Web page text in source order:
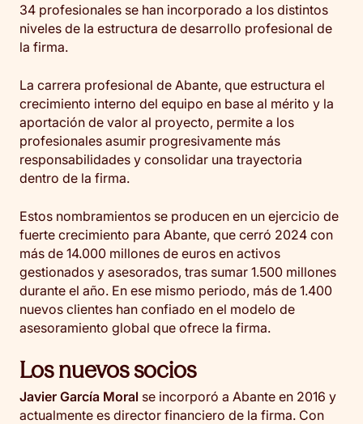
34 profesionales se han incorporado a los distintos
niveles de la estructura de desarrollo profesional de
la firma.
La carrera profesional de Abante, que estructura el
crecimiento interno del equipo en base al mérito y la
aportación de valor al proyecto, permite a los
profesionales asumir progresivamente más
responsabilidades y consolidar una trayectoria
dentro de la firma.
Estos nombramientos se producen en un ejercicio de
fuerte crecimiento para Abante, que cerró 2024 con
más de 14.000 millones de euros en activos
gestionados y asesorados, tras sumar 1.500 millones
durante el año. En ese mismo periodo, más de 1.400
nuevos clientes han confiado en el modelo de
asesoramiento global que ofrece la firma.
Los nuevos socios
Javier García Moral se incorporó a Abante en 2016 y
actualmente es director financiero de la firma. Con